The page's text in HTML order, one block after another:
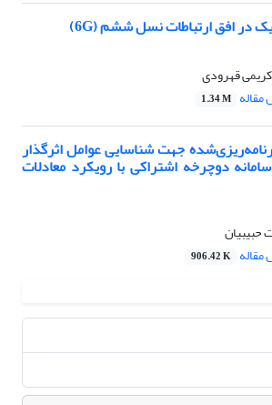
در افق ارتباطات نسل ششم (6G
)
قهرودی
1.34 M
جهت شناسایی عوامل اثرگذار
دوچرخه اشتراکی با رویکرد معادلات
حبیبیان
906.42 K